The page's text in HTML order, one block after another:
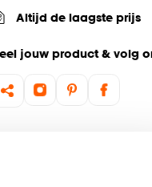
Altijd de laagste prijs
jouw product & volg